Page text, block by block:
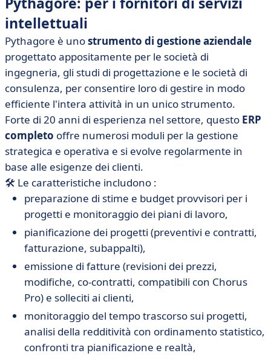
intellettuali
Pythagore è unostrumento di gestione aziendale
progettato appositamente per le società di
ingegneria, gli studi di progettazione e le società di
consulenza, per consentire loro di gestire in modo
efficiente l'intera attività in un unico strumento.
Forte di 20 anni di esperienza nel settore, questo ERP
completo offre numerosi moduli per la gestione
strategica e operativa e si evolve regolarmente in
base alle esigenze dei clienti.
🛠 Le caratteristiche includono :
preparazione di stime e budget provvisori per i
progetti e monitoraggio dei piani di lavoro,
pianificazione dei progetti (preventivi e contratti,
fatturazione, subappalti),
emissione di fatture (revisioni dei prezzi,
modifiche, co-contratti, compatibili con Chorus
Pro) e solleciti ai clienti,
monitoraggio del tempo trascorso sui progetti,
analisi della redditività con ordinamento statistico,
confronti tra pianificazione e realtà,